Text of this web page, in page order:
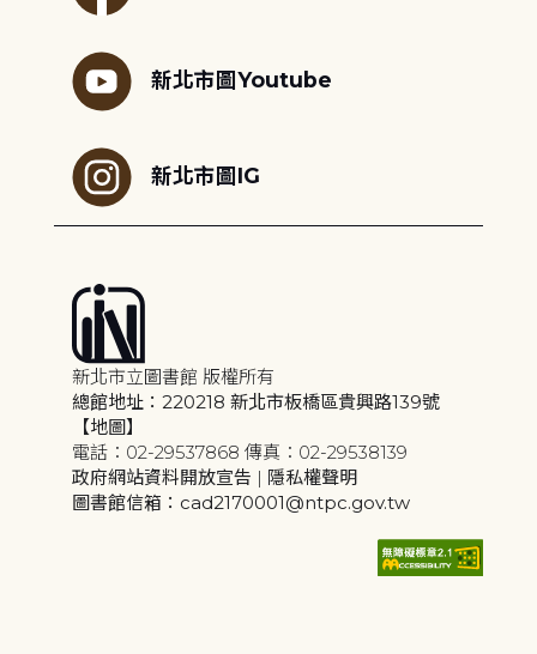
新北市圖Youtube
新北市圖IG
新北市立圖書館 版權所有
總館地址：220218 新北市板橋區貴興路139號
【地圖】
電話：02-29537868 傳真：02-29538139
政府網站資料開放宣告 | 隱私權聲明
圖書館信箱：cad2170001@ntpc.gov.tw